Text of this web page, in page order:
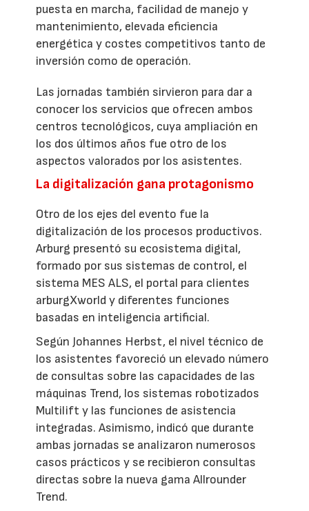
puesta en marcha, facilidad de manejo y
mantenimiento, elevada eficiencia
energética y costes competitivos tanto de
inversión como de operación.
Las jornadas también sirvieron para dar a
conocer los servicios que ofrecen ambos
centros tecnológicos, cuya ampliación en
los dos últimos años fue otro de los
aspectos valorados por los asistentes.
La digitalización gana protagonismo
Otro de los ejes del evento fue la
digitalización de los procesos productivos.
Arburg presentó su ecosistema digital,
formado por sus sistemas de control, el
sistema MES ALS, el portal para clientes
arburgXworld y diferentes funciones
basadas en inteligencia artificial.
Según Johannes Herbst, el nivel técnico de
los asistentes favoreció un elevado número
de consultas sobre las capacidades de las
máquinas Trend, los sistemas robotizados
Multilift y las funciones de asistencia
integradas. Asimismo, indicó que durante
ambas jornadas se analizaron numerosos
casos prácticos y se recibieron consultas
directas sobre la nueva gama Allrounder
Trend.